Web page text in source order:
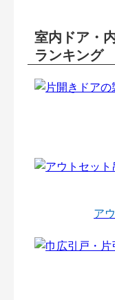
室内ドア・
ランキング
ア